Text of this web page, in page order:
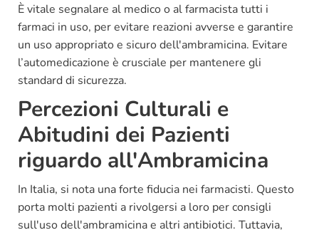
È vitale segnalare al medico o al farmacista tutti i
farmaci in uso, per evitare reazioni avverse e garantire
un uso appropriato e sicuro dell'ambramicina. Evitare
l’automedicazione è crusciale per mantenere gli
standard di sicurezza.
Percezioni Culturali e
Abitudini dei Pazienti
riguardo all'Ambramicina
In Italia, si nota una forte fiducia nei farmacisti. Questo
porta molti pazienti a rivolgersi a loro per consigli
sull'uso dell'ambramicina e altri antibiotici. Tuttavia,